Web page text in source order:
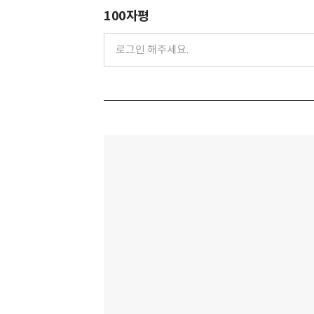
100자평